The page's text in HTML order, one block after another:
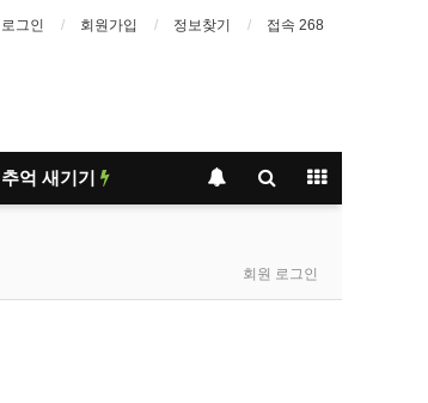
로그인 회원가입 정보찾기 접속 268
추억 새기기
회원 로그인